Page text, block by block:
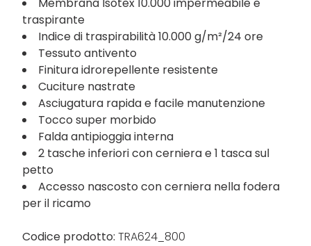
Membrana Isotex 10.000 impermeabile e
traspirante
Indice di traspirabilità 10.000 g/m²/24 ore
Tessuto antivento
Finitura idrorepellente resistente
Cuciture nastrate
Asciugatura rapida e facile manutenzione
Tocco super morbido
Falda antipioggia interna
2 tasche inferiori con cerniera e 1 tasca sul
petto
Accesso nascosto con cerniera nella fodera
per il ricamo
Codice prodotto: TRA624_800